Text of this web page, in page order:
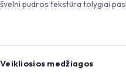
švelni pudros tekstūra tolygiai
Veikliosios medžiagos